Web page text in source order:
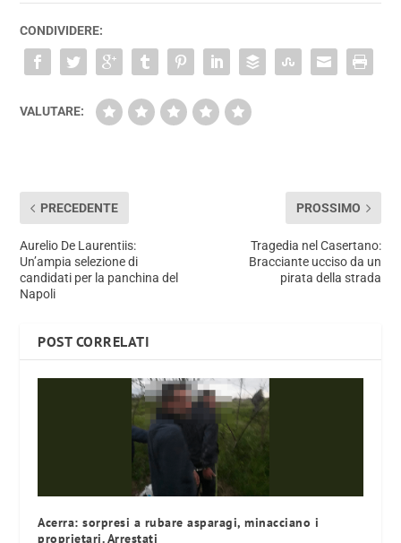
CONDIVIDERE:
VALUTARE:
PRECEDENTE
Aurelio De Laurentiis:
Un’ampia selezione di
candidati per la panchina del
Napoli
PROSSIMO
Tragedia nel Casertano:
Bracciante ucciso da un
pirata della strada
POST CORRELATI
Acerra: sorpresi a rubare asparagi, minacciano i
proprietari. Arrestati